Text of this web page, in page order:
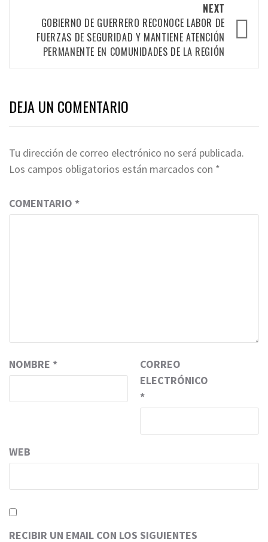
NEXT
GOBIERNO DE GUERRERO RECONOCE LABOR DE
FUERZAS DE SEGURIDAD Y MANTIENE ATENCIÓN
PERMANENTE EN COMUNIDADES DE LA REGIÓN
DEJA UN COMENTARIO
Tu dirección de correo electrónico no será publicada.
Los campos obligatorios están marcados con *
COMENTARIO *
NOMBRE *
CORREO
ELECTRÓNICO
*
WEB
RECIBIR UN EMAIL CON LOS SIGUIENTES